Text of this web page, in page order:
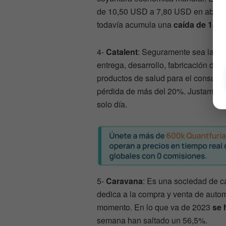
de 10,50 USD a 7,80 USD en
todavía acumula unacaída de
4- Catalent: Seguramente sea la
entrega, desarrollo, fabricación de
productos de salud para el
pérdida de más del 20%.
solo día.
5- Caravana: Es una sociedad de
dedica a la compra y venta de
momento. En lo que va de 2023 se
semana han saltado un 56,5%.